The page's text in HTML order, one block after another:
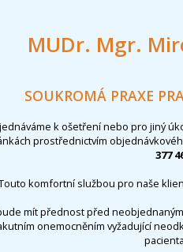
MUDr. Mgr.
SOUKROMÁ PRAXE
k ošetření nebo pro jiný
prostřednictvím
377
komfortní službou pro naše
mít přednost před
onemocněním vyžadující